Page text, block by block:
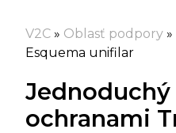
Kúpiť online
V2C » Oblasť podpory »
Esquema unifilar
Jednoduchý
ochranami